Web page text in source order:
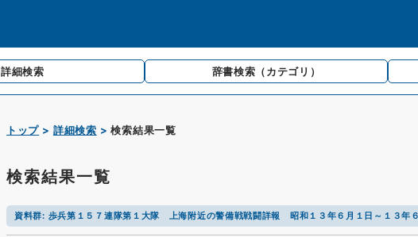
詳細検索 辞書検索 （カテゴリ）
トップ 詳細検索 検索結果一覧
検索結果一覧
資料群: 歩兵第１５７連隊第１大隊 上海附近の警備戦戦闘詳報 昭和１３年６月１日～１３年